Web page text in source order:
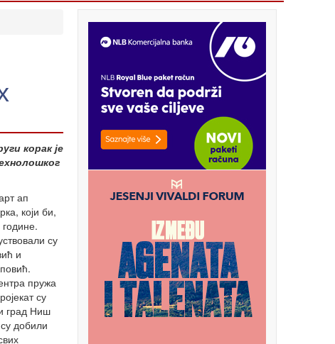
корак је
ап
који би,
су
и
пружа
су
град Ниш
добили